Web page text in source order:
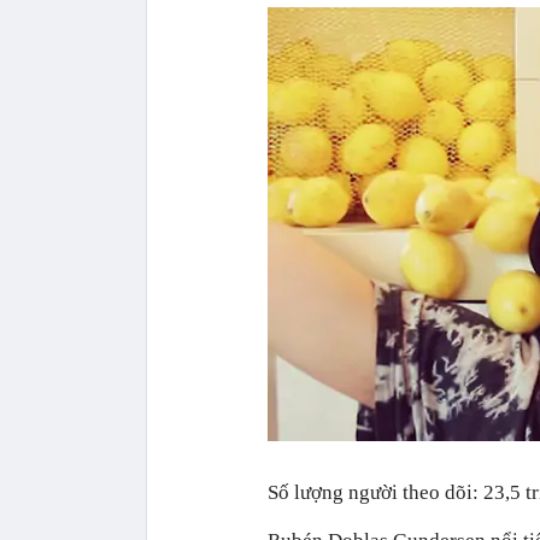
Số lượng người theo dõi: 23,5